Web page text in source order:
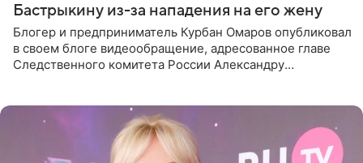
Бастрыкину из-за нападения на его жену
Блогер и предприниматель Курбан Омаров опубликовал
в своем блоге видеообращение, адресованное главе
Следственного комитета России Александру